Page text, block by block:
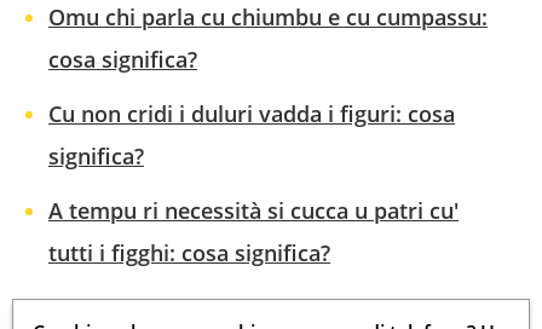
Omu chi parla cu chiumbu e cu cumpassu:
cosa significa?
Cu non cridi i duluri vadda i figuri: cosa
significa?
A tempu ri necessità si cucca u patri cu'
tutti i figghi: cosa significa?